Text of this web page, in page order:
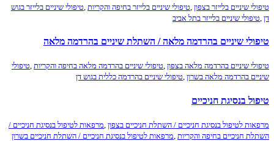
שיניים בלייזר בצפון ,טיפולי שיניים בלייזר בחיפה והקריות,טיפולי שיניים בלייזר בגוש
שיניים בלייזר בתל אביב
שיניים בהרדמה מלאה / השתלת שיניים בהרדמה מלאה
שיניים בהרדמה מלאה בצפון ,טיפולי שיניים בהרדמה מלאה בחיפה והקריות,טיפולי
בהרדמה מלאה בשרון ,טיפולי שיניים בהרדמה כללית בגוש דן
בנסיגת חניכיים
לטיפול בנסיגת חניכיים / השתלת חניכיים בצפון ,מרפאות לטיפול בנסיגת חניכיים /
חניכיים בחיפה והקריות,מרפאות לטיפול בנסיגת חניכיים / השתלת חניכיים בשרון